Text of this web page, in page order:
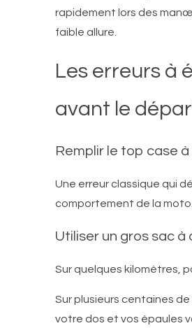
rapidement lors des
faible allure.
Les erreurs à
avant le
Remplir le top case à
Une erreur classique qui
comportement de la moto.
Utiliser un gros sac à
Sur quelques kilomètres,
Sur plusieurs centaines
votre dos et vos épaules